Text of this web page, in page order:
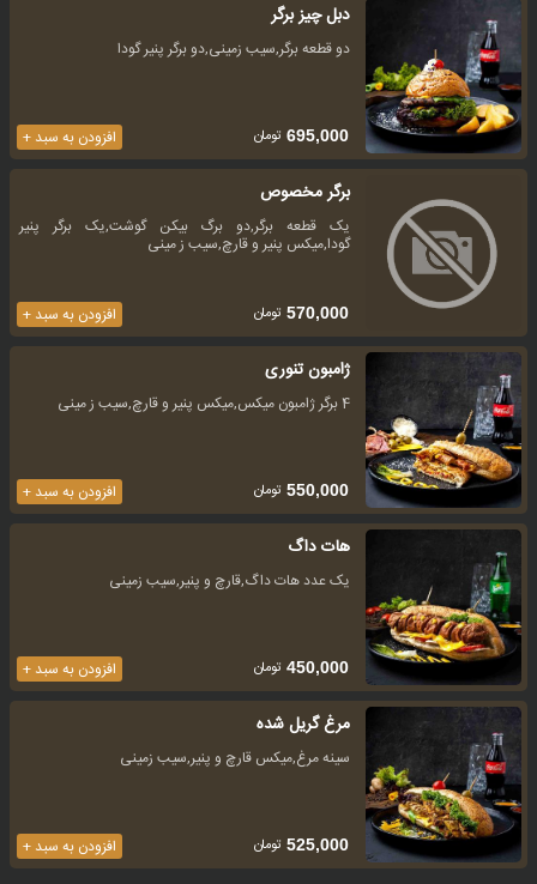
دبل چیز برگر
دو قطعه برگر,سیب زمینی,دو برگر پنیر گودا
افزودن به سبد + 695,000 تومان
برگر مخصوص
یک قطعه برگر,دو برگ بیکن گوشت,یک برگر پنیر
گودا,میکس پنیر و قارچ,سیب ز مینی
افزودن به سبد + 570,000 تومان
ژامبون تنوری
4 برگر ژامبون میکس,میکس پنیر و قارچ,سیب ز مینی
افزودن به سبد + 550,000 تومان
هات داگ
یک عدد هات داگ,قارچ و پنیر,سیب زمینی
افزودن به سبد + 450,000 تومان
مرغ گریل شده
سینه مرغ,میکس قارچ و پنیر,سیب زمینی
افزودن به سبد + 525,000 تومان